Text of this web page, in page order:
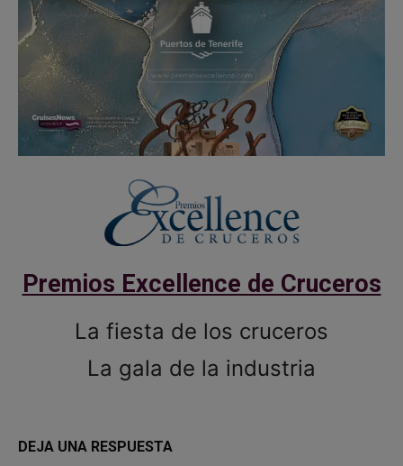
Premios Excellence de Cruceros
La fiesta de los cruceros
La gala de la industria
DEJA UNA RESPUESTA